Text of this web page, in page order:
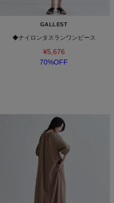
GALLEST
◆ナイロンタスランワンピース
¥5,676
70%OFF